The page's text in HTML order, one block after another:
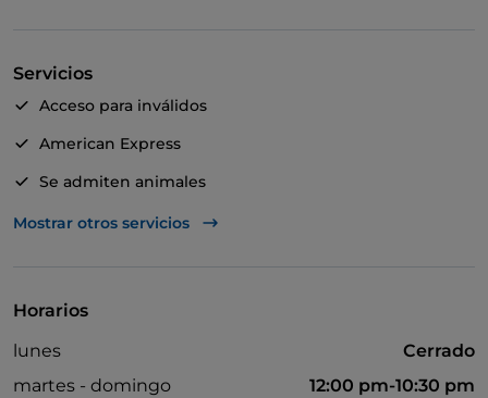
Servicios
Acceso para inválidos
American Express
Se admiten animales
Para llevar
Mostrar otros servicios
Horarios
lunes
Cerrado
martes - domingo
12:00 pm-10:30 pm